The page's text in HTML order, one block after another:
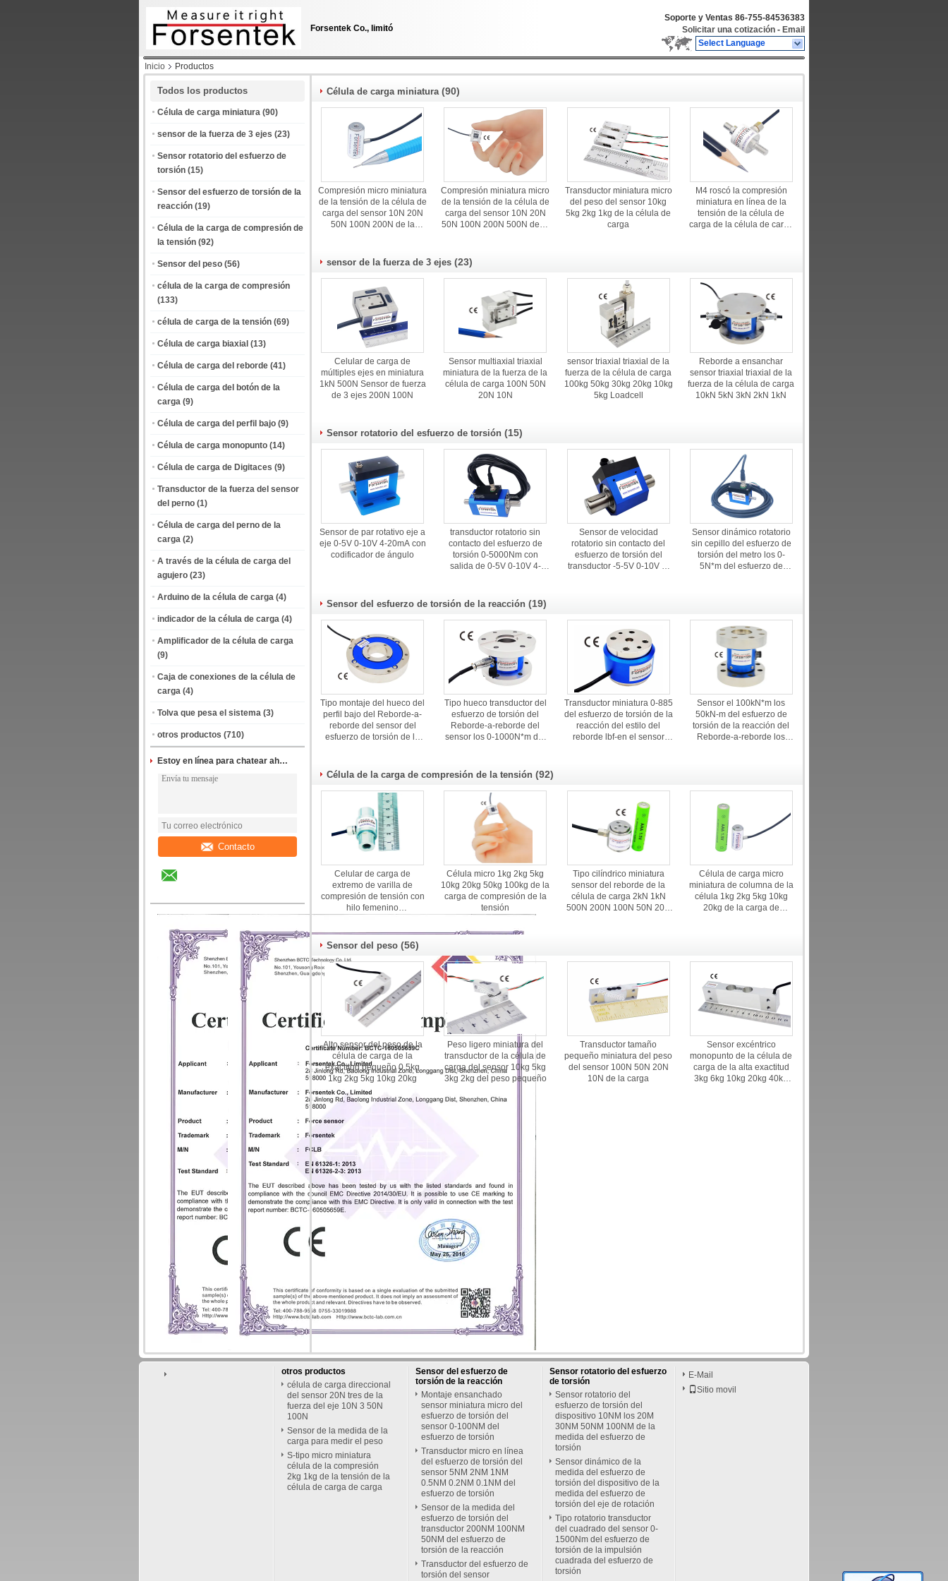
Forsentek Co., limitó
Soporte y Ventas 86-755-84536383
Solicitar una cotización - Email
Select Language
Inicio Productos
Todos los productos
Célula de carga miniatura (90)
sensor de la fuerza de 3 ejes (23)
Sensor rotatorio del esfuerzo de
torsión (15)
Sensor del esfuerzo de torsión de la
reacción (19)
Célula de la carga de compresión de
la tensión (92)
Sensor del peso (56)
célula de la carga de compresión
(133)
célula de carga de la tensión (69)
Célula de carga biaxial (13)
Célula de carga del reborde (41)
Célula de carga del botón de la
carga (9)
Célula de carga del perfil bajo (9)
Célula de carga monopunto (14)
Célula de carga de Digitaces (9)
Transductor de la fuerza del sensor
del perno (1)
Célula de carga del perno de la
carga (2)
A través de la célula de carga del
agujero (23)
Arduino de la célula de carga (4)
indicador de la célula de carga (4)
Amplificador de la célula de carga
(9)
Caja de conexiones de la célula de
carga (4)
Tolva que pesa el sistema (3)
otros productos (710)
Estoy en línea para chatear ahora
Contacto
Célula de carga miniatura (90)
Compresión micro miniatura
de la tensión de la célula de
carga del sensor 10N 20N
50N 100N 200N de la
Compresión miniatura micro
de la tensión de la célula de
carga del sensor 10N 20N
50N 100N 200N 500N de la
Transductor miniatura micro
del peso del sensor 10kg
5kg 2kg 1kg de la célula de
carga
M4 roscó la compresión
miniatura en línea de la
tensión de la célula de
carga de la célula de carga
sensor de la fuerza de 3 ejes (23)
Celular de carga de
múltiples ejes en miniatura
1kN 500N Sensor de fuerza
de 3 ejes 200N 100N
Sensor multiaxial triaxial
miniatura de la fuerza de la
célula de carga 100N 50N
20N 10N
sensor triaxial triaxial de la
fuerza de la célula de carga
100kg 50kg 30kg 20kg 10kg
5kg Loadcell
Reborde a ensanchar
sensor triaxial triaxial de la
fuerza de la célula de carga
10kN 5kN 3kN 2kN 1kN
Sensor rotatorio del esfuerzo de torsión (15)
Sensor de par rotativo eje a
eje 0-5V 0-10V 4-20mA con
codificador de ángulo
transductor rotatorio sin
contacto del esfuerzo de
torsión 0-5000Nm con
salida de 0-5V 0-10V 4-
Sensor de velocidad
rotatorio sin contacto del
esfuerzo de torsión del
transductor -5-5V 0-10V 4-
Sensor dinámico rotatorio
sin cepillo del esfuerzo de
torsión del metro los 0-
5N*m del esfuerzo de
Sensor del esfuerzo de torsión de la reacción (19)
Tipo montaje del hueco del
perfil bajo del Reborde-a-
reborde del sensor del
esfuerzo de torsión de la
Tipo hueco transductor del
esfuerzo de torsión del
Reborde-a-reborde del
sensor los 0-1000N*m del
Transductor miniatura 0-885
del esfuerzo de torsión de la
reacción del estilo del
reborde lbf-en el sensor
Sensor el 100kN*m los
50kN-m del esfuerzo de
torsión de la reacción del
Reborde-a-reborde los
Célula de la carga de compresión de la tensión (92)
Celular de carga de
extremo de varilla de
compresión de tensión con
hilo femenino
Célula micro 1kg 2kg 5kg
10kg 20kg 50kg 100kg de la
carga de compresión de la
tensión
Tipo cilíndrico miniatura
sensor del reborde de la
célula de carga 2kN 1kN
500N 200N 100N 50N 20N
Célula de carga micro
miniatura de columna de la
célula 1kg 2kg 5kg 10kg
20kg de la carga de
Sensor del peso (56)
Alto sensor del peso de la
célula de carga de la
exactitud pequeño 0.5kg
1kg 2kg 5kg 10kg 20kg
Peso ligero miniatura del
transductor de la célula de
carga del sensor 10kg 5kg
3kg 2kg del peso pequeño
Transductor tamaño
pequeño miniatura del peso
del sensor 100N 50N 20N
10N de la carga
Sensor excéntrico
monopunto de la célula de
carga de la alta exactitud
3kg 6kg 10kg 20kg 40kg
otros productos
célula de carga direccional
del sensor 20N tres de la
fuerza del eje 10N 3 50N
100N
Sensor de la medida de la
carga para medir el peso
S-tipo micro miniatura
célula de la compresión
2kg 1kg de la tensión de la
célula de carga de carga
Sensor del esfuerzo de
torsión de la reacción
Montaje ensanchado
sensor miniatura micro del
esfuerzo de torsión del
sensor 0-100NM del
esfuerzo de torsión
Transductor micro en línea
del esfuerzo de torsión del
sensor 5NM 2NM 1NM
0.5NM 0.2NM 0.1NM del
esfuerzo de torsión
Sensor de la medida del
esfuerzo de torsión del
transductor 200NM 100NM
50NM del esfuerzo de
torsión de la reacción
Transductor del esfuerzo de
torsión del sensor
Sensor rotatorio del esfuerzo
de torsión
Sensor rotatorio del
esfuerzo de torsión del
dispositivo 10NM los 20M
30NM 50NM 100NM de la
medida del esfuerzo de
torsión
Sensor dinámico de la
medida del esfuerzo de
torsión del dispositivo de la
medida del esfuerzo de
torsión del eje de rotación
Tipo rotatorio transductor
del cuadrado del sensor 0-
1500Nm del esfuerzo de
torsión de la impulsión
cuadrada del esfuerzo de
torsión
E-Mail
Sitio movil